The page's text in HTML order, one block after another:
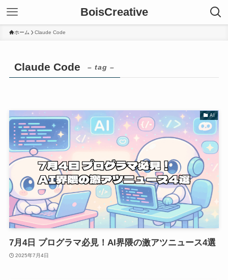
BoisCreative
ホーム Claude Code
Claude Code – tag –
AI
7月4日 プログラマ必見！AI界隈の激アツニュース4選
2025年7月4日